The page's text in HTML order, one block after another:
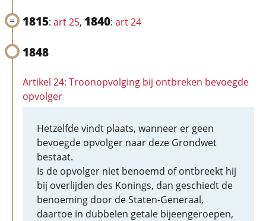
1815: art 25, 1840: art 24
1848
Artikel 24: Troonopvolging bij ontbreken bevoegde
opvolger
Hetzelfde vindt plaats, wanneer er geen
bevoegde opvolger naar deze Grondwet
bestaat.
Is de opvolger niet benoemd of ontbreekt hij
bij overlijden des Konings, dan geschiedt de
benoeming door de Staten-Generaal,
daartoe in dubbelen getale bijeengeroepen,